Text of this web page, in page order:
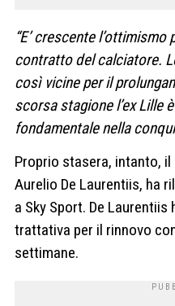
“E’ crescente
contratto del calciatore.
così vicine per il
scorsa stagione l’ex Lille
fondamentale nella
Proprio stasera, intanto, il
Aurelio De Laurentiis, ha
a Sky Sport. De Laurentiis
trattativa per il rinnovo
settimane.